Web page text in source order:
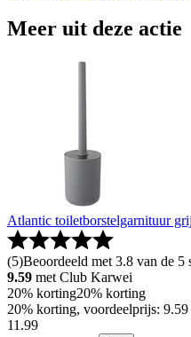
Meer uit deze actie
Atlantic toiletborstelgarnituur
(5)Beoordeeld met 3.8 van de 5
9.59 met Club Karwei
20% korting20% korting
20% korting, voordeelprijs:
11 .99